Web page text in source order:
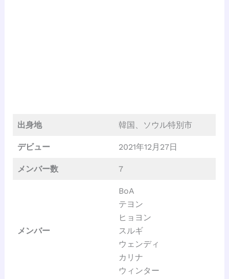
出身地 韓国、ソウル特別市
デビュー 2021年12月27日
メンバー数 7
メンバー
BoA
テヨン
ヒョヨン
スルギ
ウェンディ
カリナ
ウィンター